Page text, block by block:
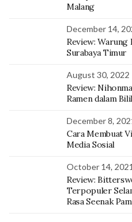
Malang
December 14,
Review: Warung
Surabaya Timur
August 30, 2022
Review:
Ramen dalam
December 8,
Cara Membuat
Media Sosial
October 14, 2021
Review:
Terpopuler
Rasa Seenak